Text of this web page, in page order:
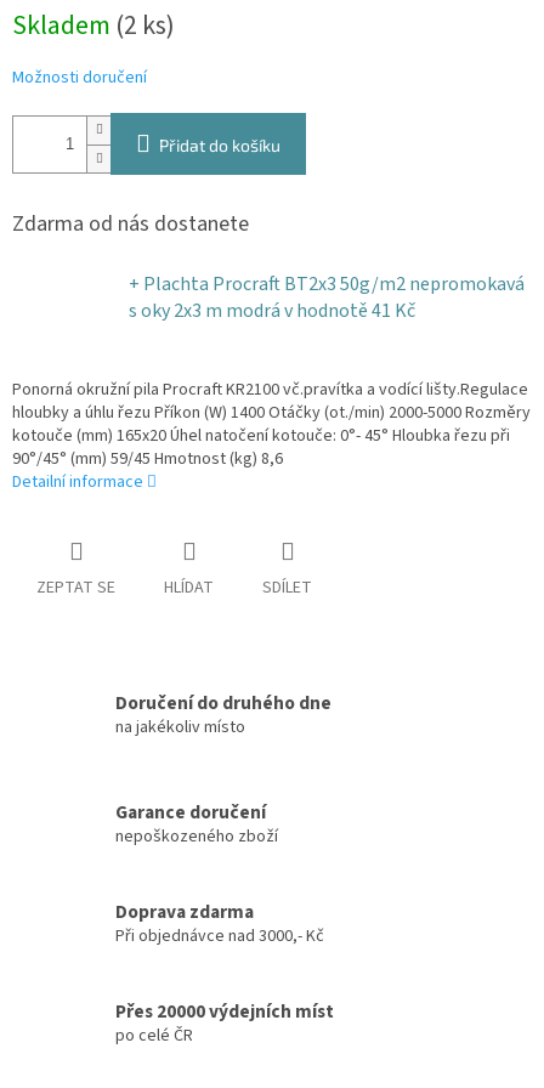
cena:
Skladem (2 ks)
Možnosti doručení
Přidat do košíku
Zdarma od nás dostanete
+ Plachta Procraft BT2x3 50g/m2 nepromokavá
s oky 2x3 m modráv hodnotě 41 Kč
Ponorná okružní pila Procraft KR2100 vč.pravítka a vodící lišty.Regulace
hloubky a úhlu řezu Příkon (W) 1400 Otáčky (ot./min) 2000-5000 Rozměry
kotouče (mm) 165х20 Úhel natočení kotouče: 0°- 45° Hloubka řezu při
90°/45° (mm) 59/45 Hmotnost (kg) 8,6
Detailní informace
ZEPTAT SE HLÍDAT SDÍLET
Doručení do druhého dne
na jakékoliv místo
Garance doručení
nepoškozeného zboží
Doprava zdarma
Při objednávce nad 3000,- Kč
Přes 20000 výdejních míst
po celé ČR